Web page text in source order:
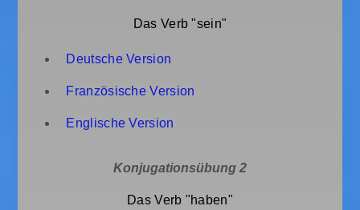
Das Verb "sein"
Deutsche Version
Französische Version
Englische Version
Konjugationsübung 2
Das Verb "haben"